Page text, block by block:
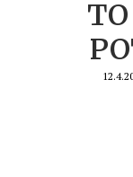
TO